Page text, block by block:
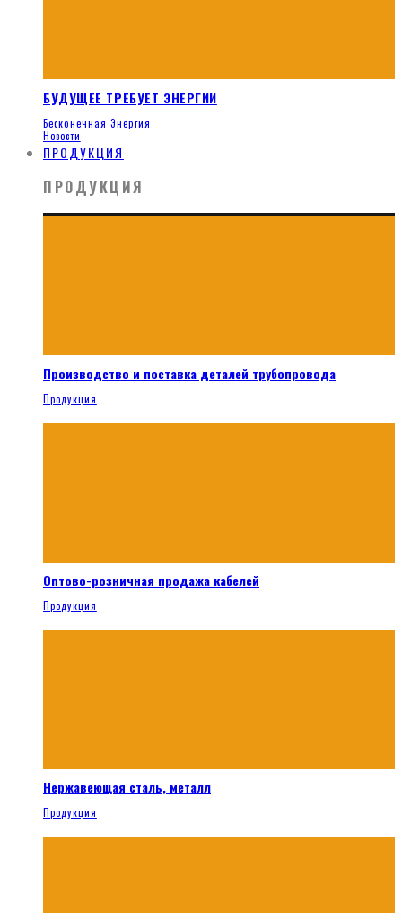
БУДУЩЕЕ ТРЕБУЕТ ЭНЕРГИИ
Бесконечная Энергия
Новости
ПРОДУКЦИЯ
ПРОДУКЦИЯ
Производство и поставка деталей трубопровода
Продукция
Оптово-розничная продажа кабелей
Продукция
Нержавеющая сталь, металл
Продукция